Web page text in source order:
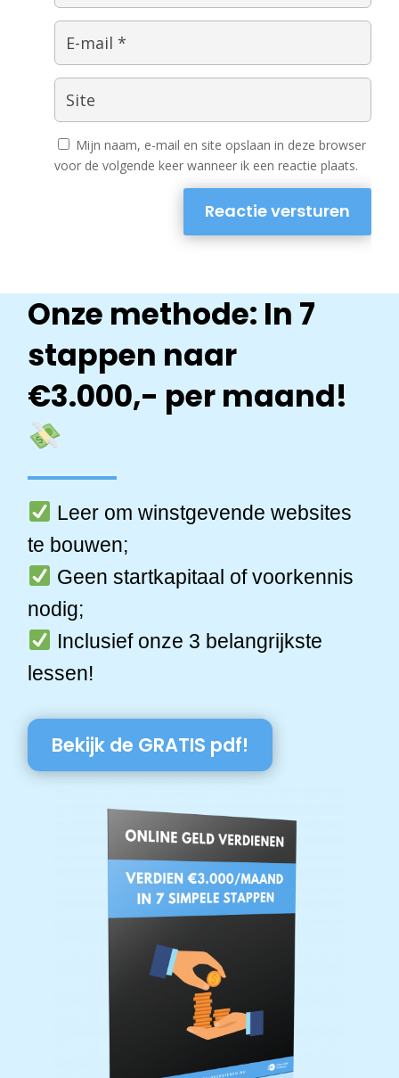
Mijn naam, e-mail en site opslaan in deze browser
voor de volgende keer wanneer ik een reactie plaats.
Reactie versturen
Onze methode: In 7
stappen naar
€3.000,- per maand!
Leer om winstgevende websites
te bouwen;
Geen startkapitaal of voorkennis
nodig;
Inclusief onze 3 belangrijkste
lessen!
Bekijk de GRATIS pdf!